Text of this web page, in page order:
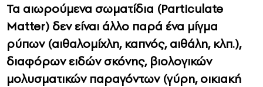
Τα αιωρούμενα σωματίδια (Particulate
Matter) δεν είναι άλλο παρά ένα μίγμα
ρύπων (αιθαλομίχλη, καπνός, αιθάλη, κλπ.),
διαφόρων ειδών σκόνης, βιολογικών
μολυσματικών παραγόντων (γύρη, οικιακή